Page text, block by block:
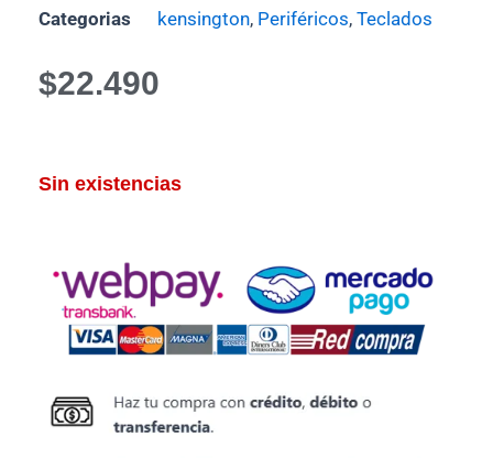
Categorias
kensington, Periféricos, Teclados
$22.490
Sin existencias